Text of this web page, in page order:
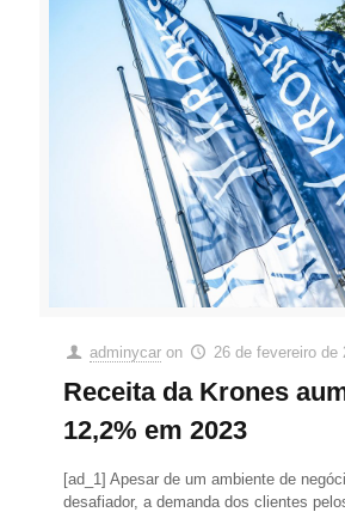
adminycar on 26 de fevereiro de
Receita da Krones
12,2% em 2023
[ad_1] Apesar de um ambiente de
desafiador, a demanda dos clientes